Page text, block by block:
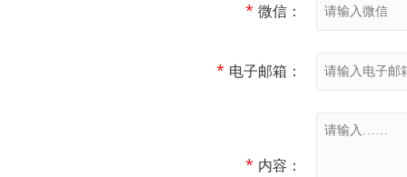
* 微信：
* 电子邮箱：
* 内容：